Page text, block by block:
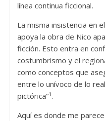
línea continua ficcional.
La misma insistencia en
apoya la obra de Nico
ficción. Esto entra en
costumbrismo y el
como conceptos que
entre lo unívoco de lo
pictórica”¹.
Aquí es donde me